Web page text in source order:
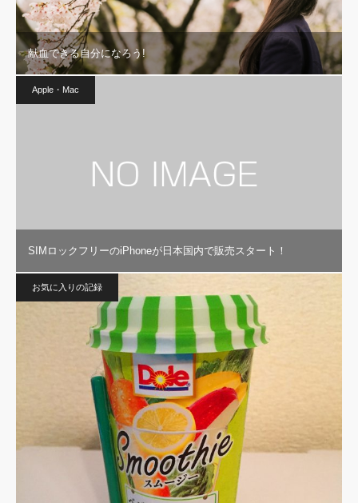
献血できる自分になろう!
Apple・Mac
SIMロックフリーのiPhoneが日本国内で販売スタート！
お気に入りの記録